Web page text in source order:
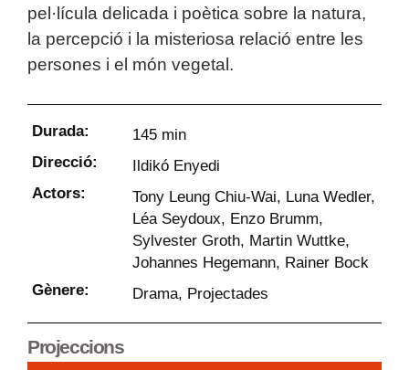
pel·lícula delicada i poètica sobre la natura,
la percepció i la misteriosa relació entre les
persones i el món vegetal.
Durada:
145 min
Direcció:
Ildikó Enyedi
Actors:
Tony Leung Chiu-Wai, Luna Wedler,
Léa Seydoux, Enzo Brumm,
Sylvester Groth, Martin Wuttke,
Johannes Hegemann, Rainer Bock
Gènere:
Drama, Projectades
Projeccions